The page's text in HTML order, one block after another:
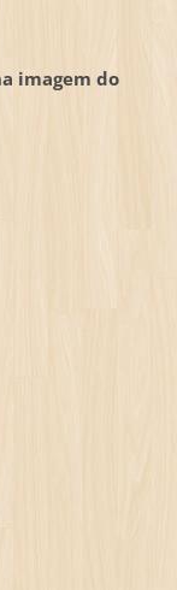
imagem do